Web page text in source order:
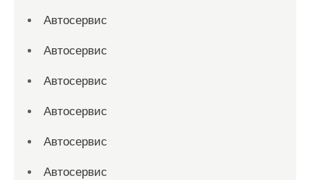
Автосервис
Автосервис
Автосервис
Автосервис
Автосервис
Автосервис